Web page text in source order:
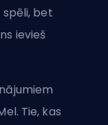
bet
ievieš
Tie, kas